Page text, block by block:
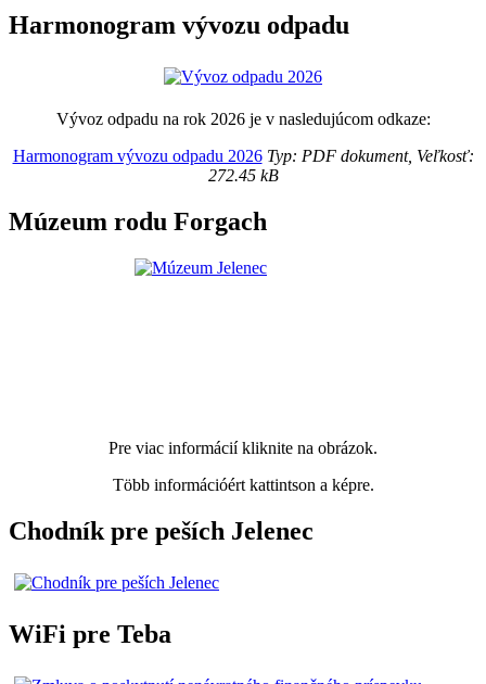
Harmonogram vývozu odpadu
Vývoz odpadu na rok 2026 je v nasledujúcom odkaze:
Harmonogram vývozu odpadu 2026Typ: PDF dokument, Veľkosť:
272.45 kB
Múzeum rodu Forgach
Pre viac informácií kliknite na obrázok.
Több információért kattintson a képre.
Chodník pre peších Jelenec
WiFi pre Teba